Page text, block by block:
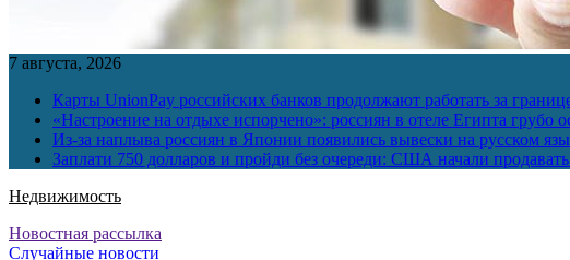
7 августа, 2026
Карты UnionPay российских банков продолжают работать за
«Настроение на отдыхе испорчено»: россиян в отеле Египта грубо
Из-за наплыва россиян в Японии появились вывески на русском
Заплати 750 долларов и пройди без очереди: США начали
Недвижимость
Новостная рассылка
Случайные новости